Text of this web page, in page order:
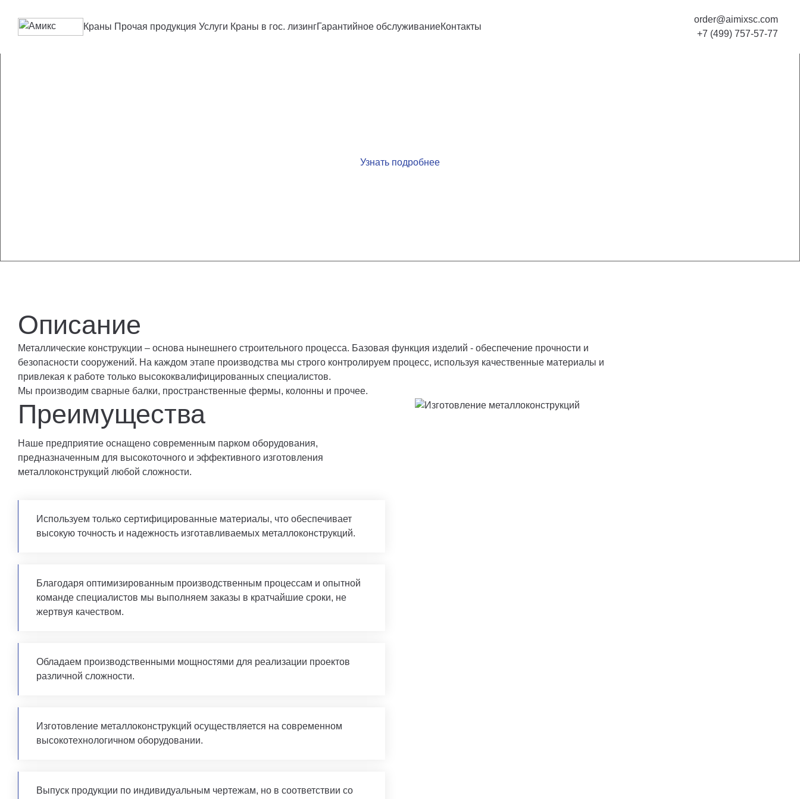
Краны Прочая продукция Услуги Краны в гос. лизингГарантийное обслуживаниеКонтакты
order@aimixsc.com
+7 (499) 757-57-77
Узнать подробнее
Описание
Металлические конструкции – основа нынешнего строительного процесса. Базовая функция изделий - обеспечение прочности и
безопасности сооружений. На каждом этапе производства мы строго контролируем процесс, используя качественные материалы и
привлекая к работе только высококвалифицированных специалистов.
Мы производим сварные балки, пространственные фермы, колонны и прочее.
Преимущества
Наше предприятие оснащено современным парком оборудования,
предназначенным для высокоточного и эффективного изготовления
металлоконструкций любой сложности.
Используем только сертифицированные материалы, что обеспечивает
высокую точность и надежность изготавливаемых металлоконструкций.
Благодаря оптимизированным производственным процессам и опытной
команде специалистов мы выполняем заказы в кратчайшие сроки, не
жертвуя качеством.
Обладаем производственными мощностями для реализации проектов
различной сложности.
Изготовление металлоконструкций осуществляется на современном
высокотехнологичном оборудовании.
Выпуск продукции по индивидуальным чертежам, но в соответствии со